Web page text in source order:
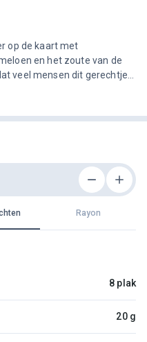
op de kaart met
en het zoute van de
veel mensen dit gerechtje
Rayon
8 plak
20 g